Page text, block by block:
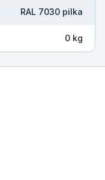
RAL 7030 pilka
0 kg